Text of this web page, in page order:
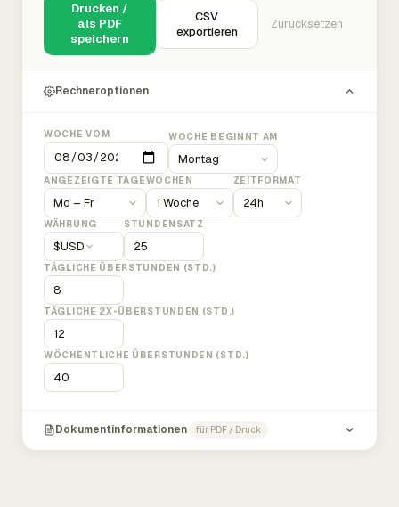
Drucken /
als PDF
speichern
CSV
exportieren
Zurücksetzen
Rechneroptionen
WOCHE VOM WOCHE BEGINNT AM
ANGEZEIGTE TAGEWOCHEN ZEITFORMAT
WÄHRUNG
$USD
STUNDENSATZ
TÄGLICHE ÜBERSTUNDEN (STD.)
TÄGLICHE 2X-ÜBERSTUNDEN (STD.)
WÖCHENTLICHE ÜBERSTUNDEN (STD.)
Dokumentinformationen für PDF / Druck